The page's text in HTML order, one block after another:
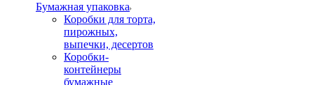
Бумажная упаковка
Коробки для торта,
пирожных,
выпечки, десертов
Коробки-
контейнеры
бумажные